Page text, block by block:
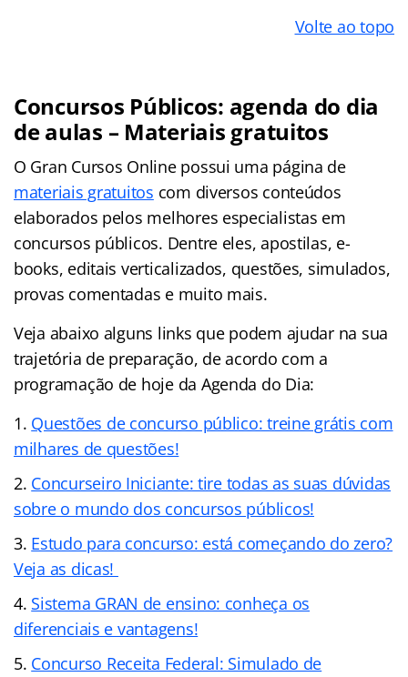
Volte ao topo
Concursos Públicos: agenda do dia
de aulas – Materiais gratuitos
O Gran Cursos Online possui uma página de
materiais gratuitos com diversos conteúdos
elaborados pelos melhores especialistas em
concursos públicos. Dentre eles, apostilas, e-
books, editais verticalizados, questões, simulados,
provas comentadas e muito mais.
Veja abaixo alguns links que podem ajudar na sua
trajetória de preparação, de acordo com a
programação de hoje da Agenda do Dia:
Questões de concurso público: treine grátis com
milhares de questões!
Concurseiro Iniciante: tire todas as suas dúvidas
sobre o mundo dos concursos públicos!
Estudo para concurso: está começando do zero?
Veja as dicas!
Sistema GRAN de ensino: conheça os
diferenciais e vantagens!
Concurso Receita Federal: Simulado de